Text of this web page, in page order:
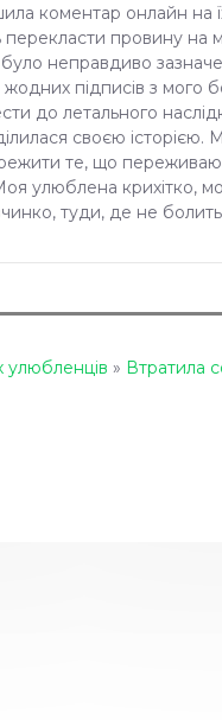
коментар онлайн на
провину на
було неправдиво
жодних підписів з мого
до летального
своєю
те, що переживаю
улюблена крихітко,
туди, де не
» Втратила